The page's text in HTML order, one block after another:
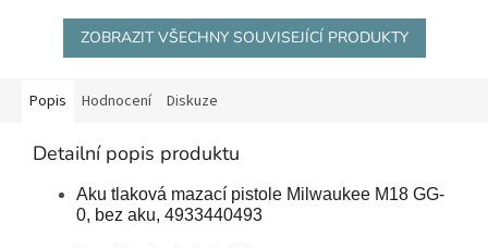
ZOBRAZIT VŠECHNY SOUVISEJÍCÍ PRODUKTY
Popis Hodnocení Diskuze
Detailní popis produktu
Aku tlaková mazací pistole Milwaukee M18 GG-
0, bez aku, 4933440493